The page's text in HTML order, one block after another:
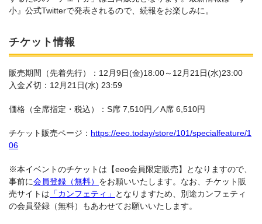
小』公式Twitterで発表されるので、続報をお楽しみに。
チケット情報
販売期間（先着先行）：12月9日(金)18:00～12月21日(水)23:00
入金〆切：12月21日(水) 23:59
価格（全席指定・税込）：S席 7,510円／A席 6,510円
チケット販売ページ： https://eeo.today/store/101/specialfeature/1
06
※本イベントのチケットは【eeo会員限定販売】となりますので、
事前に会員登録（無料） をお願いいたします。なお、チケット販
売サイトは 「カンフェティ」
となりますため、別途カンフェティ
の会員登録（無料）もあわせてお願いいたします。